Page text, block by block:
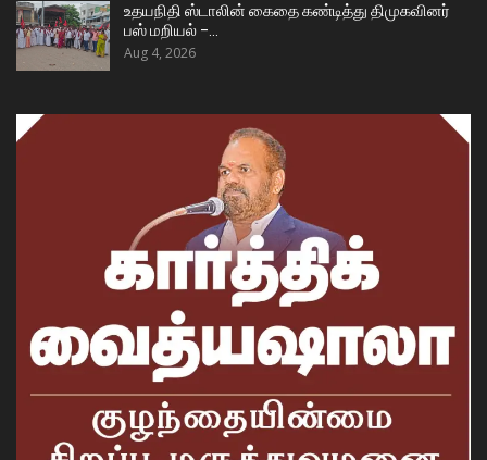
உதயநிதி ஸ்டாலின் கைதை கண்டித்து திமுகவினர்
பஸ் மறியல் –…
Aug 4, 2026